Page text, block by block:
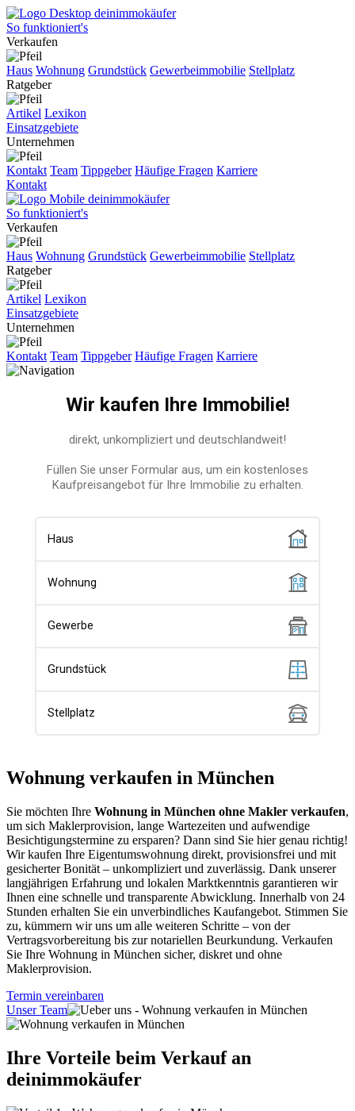
So funktioniert's
Verkaufen
Haus Wohnung Grundstück Gewerbeimmobilie Stellplatz
Ratgeber
Artikel Lexikon
Einsatzgebiete
Unternehmen
Kontakt Team Tippgeber Häufige Fragen Karriere
Kontakt
So funktioniert's
Verkaufen
Haus Wohnung Grundstück Gewerbeimmobilie Stellplatz
Ratgeber
Artikel Lexikon
Einsatzgebiete
Unternehmen
Kontakt Team Tippgeber Häufige Fragen Karriere
Wohnung verkaufen in München
Sie möchten Ihre Wohnung in München ohne Makler verkaufen,
um sich Maklerprovision, lange Wartezeiten und aufwendige
Besichtigungstermine zu ersparen? Dann sind Sie hier genau richtig!
Wir kaufen Ihre Eigentumswohnung direkt, provisionsfrei und mit
gesicherter Bonität – unkompliziert und zuverlässig. Dank unserer
langjährigen Erfahrung und lokalen Marktkenntnis garantieren wir
Ihnen eine schnelle und transparente Abwicklung. Innerhalb von 24
Stunden erhalten Sie ein unverbindliches Kaufangebot. Stimmen Sie
zu, kümmern wir uns um alle weiteren Schritte – von der
Vertragsvorbereitung bis zur notariellen Beurkundung. Verkaufen
Sie Ihre Wohnung in München sicher, diskret und ohne
Maklerprovision.
Termin vereinbaren
Unser Team
Ihre Vorteile beim Verkauf an
deinimmokäufer